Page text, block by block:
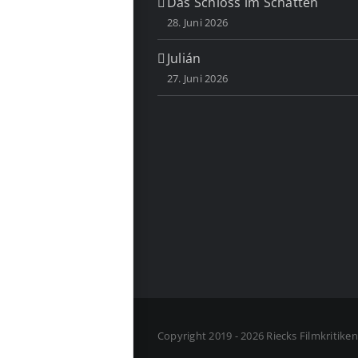
28. Juni 2026
Julián
27. Juni 2026
Copyright 2019 - 2026 Riecks